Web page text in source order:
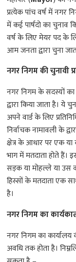
प्रत्येक पांच वर्ष में नगर
में कई पार्षदो का चुनाव
वर्ष के लिए मेयर पद के
आम जनता द्वारा चुना
नगर निगम की चुनावी
नगर निगम के सदस्यों का
द्वारा किया जाता है।
अपने वार्ड के लिए
निर्वाचक नामावली के
क्षेत्र के आधार पर एक या
भाग में मतदाता होते हैं।
सड़क या मोहल्ले या उस
हिस्सों के मतदाता एक
है।
नगर निगम का
नगर निगम का
अवधि तक होता है।